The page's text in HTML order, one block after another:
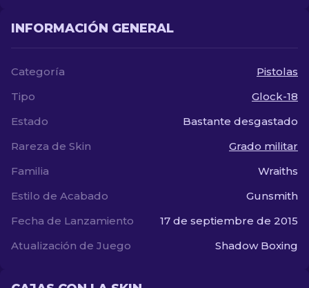
INFORMACIÓN GENERAL
Categoría
Pistolas
Tipo
Glock-18
Estado
Bastante desgastado
Rareza de Skin
Grado militar
Familia
Wraiths
Estilo de Acabado
Gunsmith
Fecha de Lanzamiento
17 de septiembre de 2015
Atualización de Juego
Shadow Boxing